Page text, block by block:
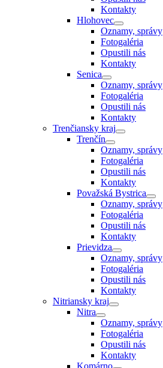
Kontakty
Hlohovec
Oznamy, správy
Fotogaléria
Opustili nás
Kontakty
Senica
Oznamy, správy
Fotogaléria
Opustili nás
Kontakty
Trenčiansky kraj
Trenčín
Oznamy, správy
Fotogaléria
Opustili nás
Kontakty
Považská Bystrica
Oznamy, správy
Fotogaléria
Opustili nás
Kontakty
Prievidza
Oznamy, správy
Fotogaléria
Opustili nás
Kontakty
Nitriansky kraj
Nitra
Oznamy, správy
Fotogaléria
Opustili nás
Kontakty
Komárno